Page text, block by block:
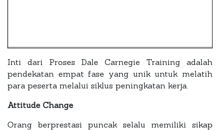
Inti dari Proses Dale Carnegie Training adalah
pendekatan empat fase yang unik untuk melatih
para peserta melalui siklus peningkatan kerja.
Attitude Change
Orang berprestasi puncak selalu memiliki sikap